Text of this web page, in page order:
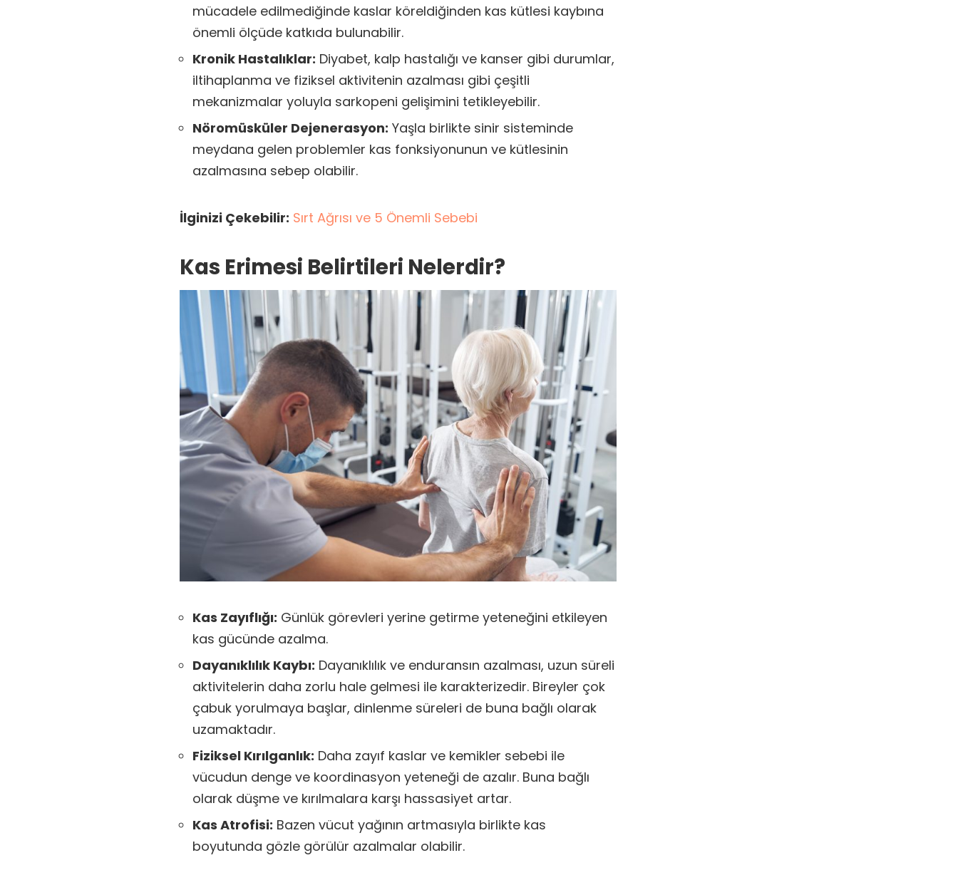
mücadele edilmediğinde kaslar köreldiğinden kas kütlesi kaybına
önemli ölçüde katkıda bulunabilir.
Kronik Hastalıklar: Diyabet, kalp hastalığı ve kanser gibi durumlar,
iltihaplanma ve fiziksel aktivitenin azalması gibi çeşitli
mekanizmalar yoluyla sarkopeni gelişimini tetikleyebilir.
Nöromüsküler Dejenerasyon: Yaşla birlikte sinir sisteminde
meydana gelen problemler kas fonksiyonunun ve kütlesinin
azalmasına sebep olabilir.
İlginizi Çekebilir: Sırt Ağrısı ve 5 Önemli Sebebi
Kas Erimesi Belirtileri Nelerdir?
Kas Zayıflığı: Günlük görevleri yerine getirme yeteneğini etkileyen
kas gücünde azalma.
Dayanıklılık Kaybı: Dayanıklılık ve enduransın azalması, uzun süreli
aktivitelerin daha zorlu hale gelmesi ile karakterizedir. Bireyler çok
çabuk yorulmaya başlar, dinlenme süreleri de buna bağlı olarak
uzamaktadır.
Fiziksel Kırılganlık: Daha zayıf kaslar ve kemikler sebebi ile
vücudun denge ve koordinasyon yeteneği de azalır. Buna bağlı
olarak düşme ve kırılmalara karşı hassasiyet artar.
Kas Atrofisi: Bazen vücut yağının artmasıyla birlikte kas
boyutunda gözle görülür azalmalar olabilir.